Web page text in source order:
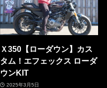
Ｘ350【ローダウン】カス
タム！エフェックス ローダ
ウンKIT
2025年3月5日